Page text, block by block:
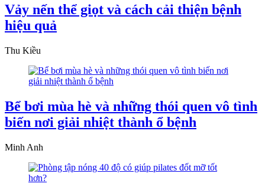
Vảy nến thể giọt và cách cải thiện bệnh
hiệu quả
Thu Kiều
Bể bơi mùa hè và những thói quen vô tình
biến nơi giải nhiệt thành ổ bệnh
Minh Anh